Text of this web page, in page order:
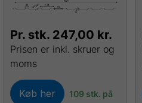
Pr. stk. 247,00 kr.
Prisen er inkl. skruer og
moms
Køb her 109 stk. på